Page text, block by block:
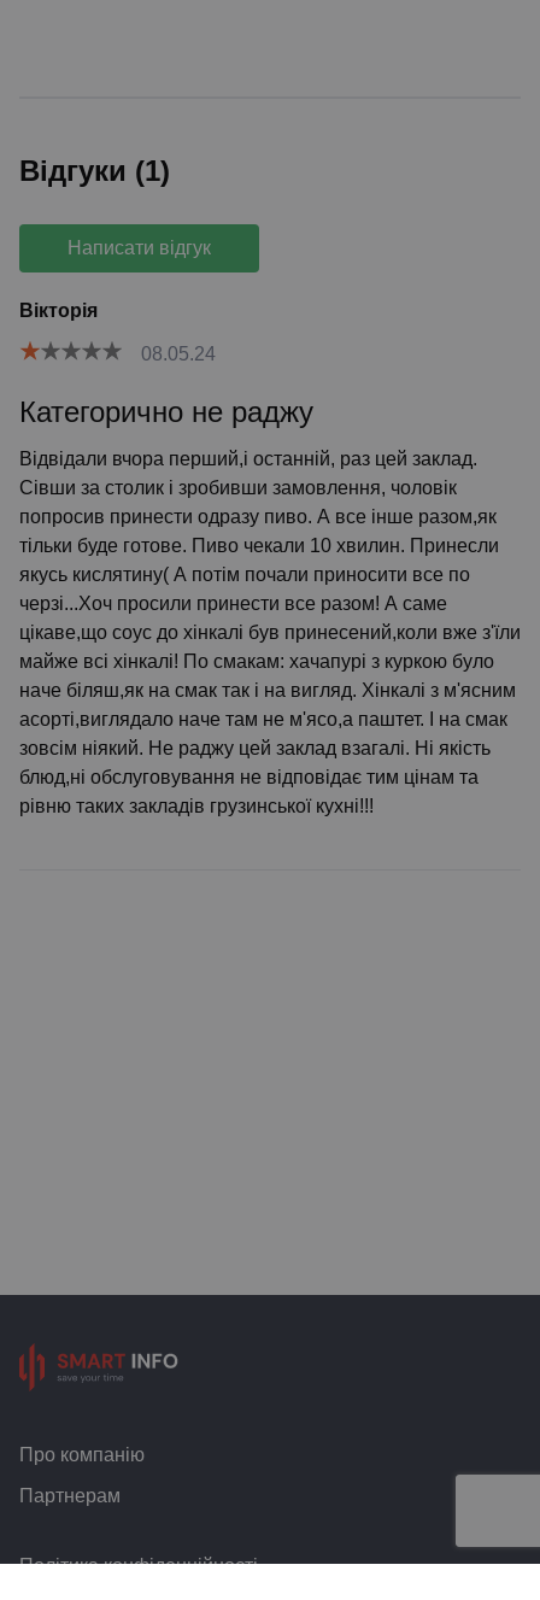
Відгуки (1)
Написати відгук
Вікторія
08.05.24
Категорично не раджу
Відвідали вчора перший,і останній, раз цей заклад.
Сівши за столик і зробивши замовлення, чоловік
попросив принести одразу пиво. А все інше разом,як
тільки буде готове. Пиво чекали 10 хвилин. Принесли
якусь кислятину( А потім почали приносити все по
черзі...Хоч просили принести все разом! А саме
цікаве,що соус до хінкалі був принесений,коли вже з'їли
майже всі хінкалі! По смакам: хачапурі з куркою було
наче біляш,як на смак так і на вигляд. Хінкалі з м'ясним
асорті,виглядало наче там не м'ясо,а паштет. І на смак
зовсім ніякий. Не раджу цей заклад взагалі. Ні якість
блюд,ні обслуговування не відповідає тим цінам та
рівню таких закладів грузинської кухні!!!
Про компанію
Партнерам
Політика конфіденційності